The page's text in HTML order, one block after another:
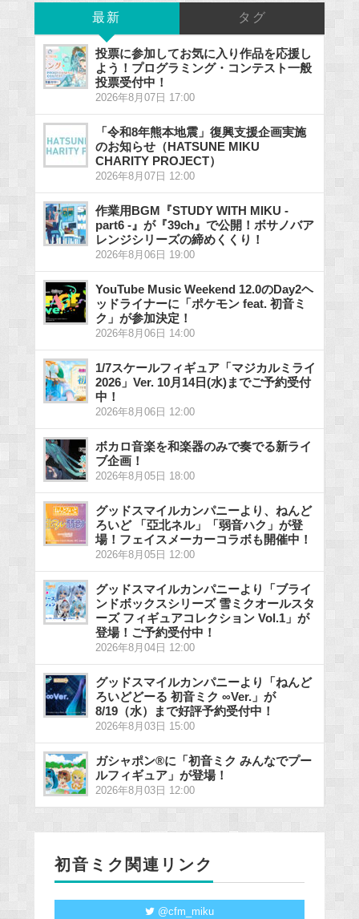
最新 タグ
投票に参加してお気に入り作品を応援し
よう！プログラミング・コンテスト一般
投票受付中！
2026年8月07日 17:00
「令和8年熊本地震」復興支援企画実施
のお知らせ（HATSUNE MIKU
CHARITY PROJECT）
2026年8月07日 12:00
作業用BGM『STUDY WITH MIKU -
part6 -』が『39ch』で公開！ボサノバア
レンジシリーズの締めくくり！
2026年8月06日 19:00
YouTube Music Weekend 12.0のDay2ヘ
ッドライナーに「ポケモン feat. 初音ミ
ク」が参加決定！
2026年8月06日 14:00
1/7スケールフィギュア「マジカルミライ
2026」Ver. 10月14日(水)までご予約受付
中！
2026年8月06日 12:00
ボカロ音楽を和楽器のみで奏でる新ライ
ブ企画！
2026年8月05日 18:00
グッドスマイルカンパニーより、ねんど
ろいど 「亞北ネル」「弱音ハク」が登
場！フェイスメーカーコラボも開催中！
2026年8月05日 12:00
グッドスマイルカンパニーより「ブライ
ンドボックスシリーズ 雪ミクオールスタ
ーズ フィギュアコレクション Vol.1」が
登場！ご予約受付中！
2026年8月04日 12:00
グッドスマイルカンパニーより「ねんど
ろいどどーる 初音ミク ∞Ver.」が
8/19（水）まで好評予約受付中！
2026年8月03日 15:00
ガシャポン®に「初音ミク みんなでプー
ルフィギュア」が登場！
2026年8月03日 12:00
初音ミク関連リンク
@cfm_miku